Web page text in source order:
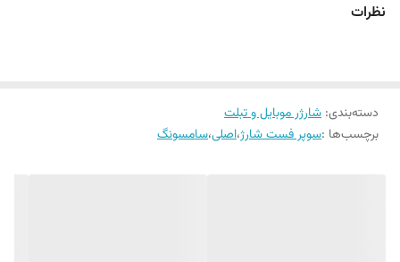
نظرات
دسته‌بندی: شارژر موبایل و تبلت
برچسب‌ها :سوپر فست شارژ،اصلی،سامسونگ